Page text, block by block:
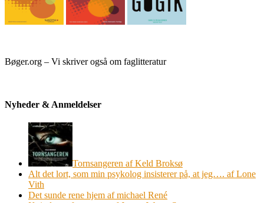
Bøger.org – Vi skriver også om faglitteratur
Nyheder & Anmeldelser
Tornsangeren af Keld Broksø
Alt det lort, som min psykolog insisterer på, at jeg…. af Lone
Vith
Det sunde rene hjem af michael René